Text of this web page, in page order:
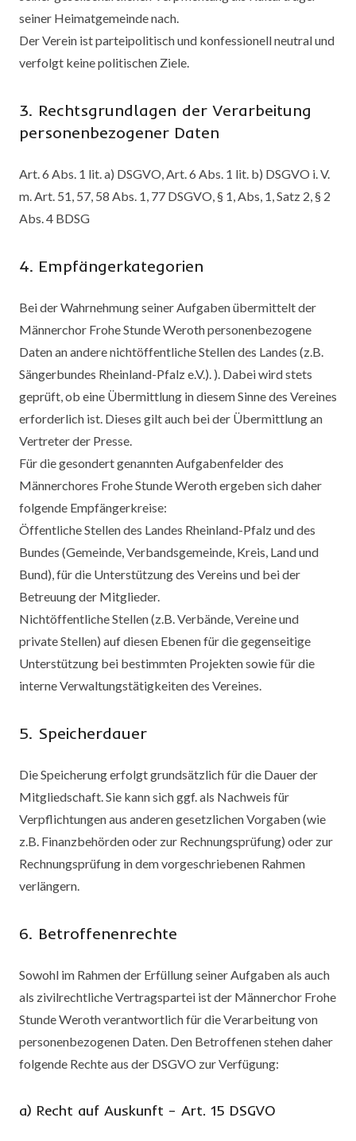
seiner Heimatgemeinde nach.
Der Verein ist parteipolitisch und konfessionell neutral und
verfolgt keine politischen Ziele.
3. Rechtsgrundlagen der Verarbeitung
personenbezogener Daten
Art. 6 Abs. 1 lit. a) DSGVO, Art. 6 Abs. 1 lit. b) DSGVO i. V.
m. Art. 51, 57, 58 Abs. 1, 77 DSGVO, § 1, Abs, 1, Satz 2, § 2
Abs. 4 BDSG
4. Empfängerkategorien
Bei der Wahrnehmung seiner Aufgaben übermittelt der
Männerchor Frohe Stunde Weroth personenbezogene
Daten an andere nichtöffentliche Stellen des Landes (z.B.
Sängerbundes Rheinland-Pfalz e.V.). ). Dabei wird stets
geprüft, ob eine Übermittlung in diesem Sinne des Vereines
erforderlich ist. Dieses gilt auch bei der Übermittlung an
Vertreter der Presse.
Für die gesondert genannten Aufgabenfelder des
Männerchores Frohe Stunde Weroth ergeben sich daher
folgende Empfängerkreise:
Öffentliche Stellen des Landes Rheinland-Pfalz und des
Bundes (Gemeinde, Verbandsgemeinde, Kreis, Land und
Bund), für die Unterstützung des Vereins und bei der
Betreuung der Mitglieder.
Nichtöffentliche Stellen (z.B. Verbände, Vereine und
private Stellen) auf diesen Ebenen für die gegenseitige
Unterstützung bei bestimmten Projekten sowie für die
interne Verwaltungstätigkeiten des Vereines.
5. Speicherdauer
Die Speicherung erfolgt grundsätzlich für die Dauer der
Mitgliedschaft. Sie kann sich ggf. als Nachweis für
Verpflichtungen aus anderen gesetzlichen Vorgaben (wie
z.B. Finanzbehörden oder zur Rechnungsprüfung) oder zur
Rechnungsprüfung in dem vorgeschriebenen Rahmen
verlängern.
6. Betroffenenrechte
Sowohl im Rahmen der Erfüllung seiner Aufgaben als auch
als zivilrechtliche Vertragspartei ist der Männerchor Frohe
Stunde Weroth verantwortlich für die Verarbeitung von
personenbezogenen Daten. Den Betroffenen stehen daher
folgende Rechte aus der DSGVO zur Verfügung:
a) Recht auf Auskunft – Art. 15 DSGVO